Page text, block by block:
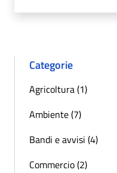
Categorie
Agricoltura (1)
Ambiente (7)
Bandi e avvisi (4)
Commercio (2)